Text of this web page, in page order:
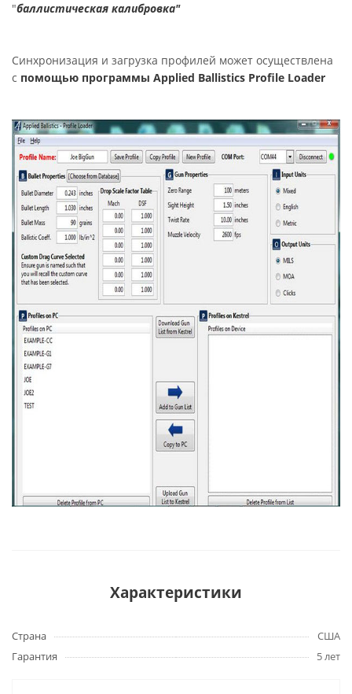
"баллистическая калибровка"
Синхронизация и загрузка профилей может осуществлена
с помощью программы Applied Ballistics Profile Loader
Характеристики
Страна
США
Гарантия
5 лет